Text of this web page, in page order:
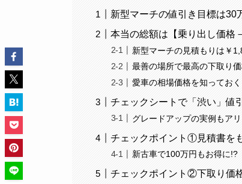
新型マーチの値引き目標は30
本当の総額は【乗り出し価格
新型マーチの見積もりは￥
最善の場所で最高の下取り価
愛車の相場価格を知ってお
チェックシートで「渋い」値
グレードアップの実例もアリ
チェックポイント①見積書を
新古車で100万円もお得に!?
チェックポイント②下取り価